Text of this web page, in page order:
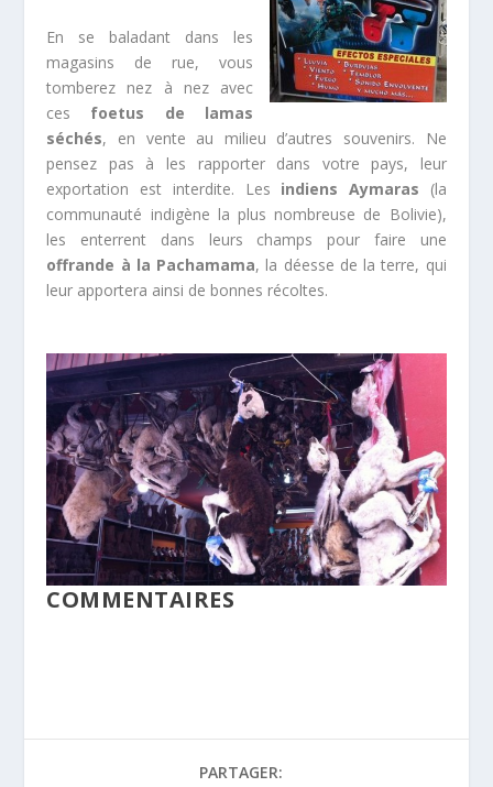
En se baladant dans les
magasins de rue, vous
tomberez nez à nez avec
ces foetus de lamas
séchés, en vente au milieu d’autres souvenirs. Ne
pensez pas à les rapporter dans votre pays, leur
exportation est interdite. Les indiens Aymaras (la
communauté indigène la plus nombreuse de Bolivie),
les enterrent dans leurs champs pour faire une
offrande à la Pachamama, la déesse de la terre, qui
leur apportera ainsi de bonnes récoltes.
COMMENTAIRES
PARTAGER: